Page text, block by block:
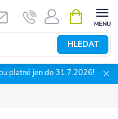
HLEDAT
NÁKUPNÍ
KOŠÍK
platné jen do 31.7.2026!